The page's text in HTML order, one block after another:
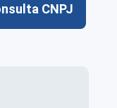
CNPJ